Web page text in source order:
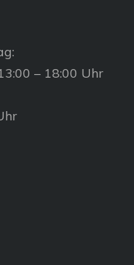
– 18:00 Uhr